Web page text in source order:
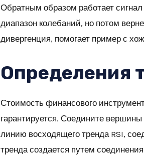
Обратным образом работает
диапазон колебаний, но потом
дивергенция, помогает пример с
Определения
Стоимость финансового
гарантируется. Соедините
линию восходящего тренда RSI,
тренда создается путем